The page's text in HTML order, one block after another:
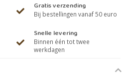
Gratis verzending
Bij bestellingen vanaf 50 euro
Snelle levering
Binnen één tot twee
werkdagen